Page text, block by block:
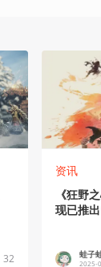
32
资讯
《狂野
现已推
蛙子
2025-